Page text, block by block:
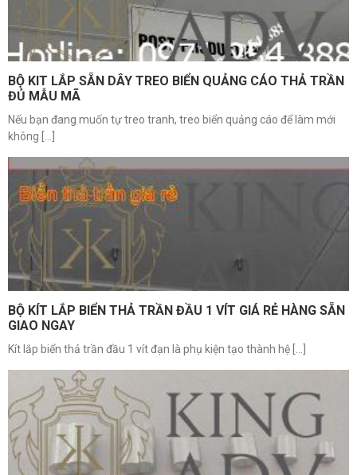
BỘ KIT LẮP SẴN DÂY TREO BIỂN QUẢNG CÁO THẢ TRẦN
ĐỦ MẪU MÃ
Nếu bạn đang muốn tự treo tranh, treo biển quảng cáo để làm mới
không [...]
BỘ KÍT LẮP BIỂN THẢ TRẦN ĐẦU 1 VÍT GIÁ RẺ HÀNG SẴN
GIAO NGAY
Kít lắp biển thả trần đầu 1 vít đạn là phụ kiện tạo thành hệ [...]